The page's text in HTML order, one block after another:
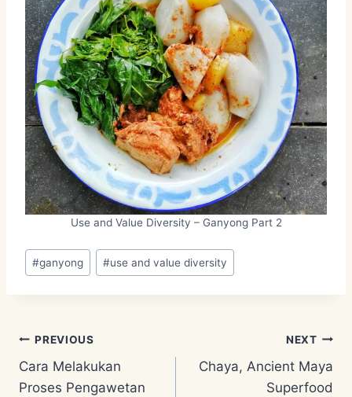
Use and Value Diversity – Ganyong Part 2
Post
Tags:
#ganyong #use and value diversity
Post
navigation
PREVIOUS
Cara Melakukan
Proses Pengawetan
NEXT
Chaya, Ancient Maya
Superfood